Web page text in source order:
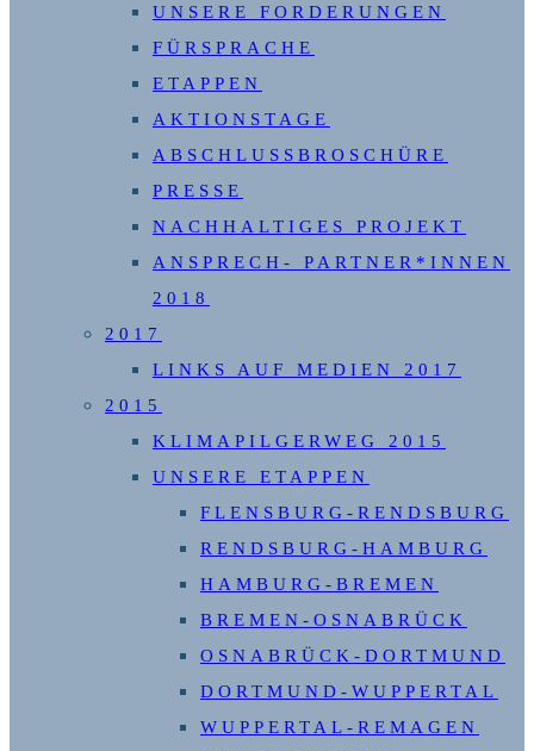
UNSERE FORDERUNGEN
FÜRSPRACHE
ETAPPEN
AKTIONSTAGE
ABSCHLUSSBROSCHÜRE
PRESSE
NACHHALTIGES PROJEKT
ANSPRECH- PARTNER*INNEN
2018
2017
LINKS AUF MEDIEN 2017
2015
KLIMAPILGERWEG 2015
UNSERE ETAPPEN
FLENSBURG-RENDSBURG
RENDSBURG-HAMBURG
HAMBURG-BREMEN
BREMEN-OSNABRÜCK
OSNABRÜCK-DORTMUND
DORTMUND-WUPPERTAL
WUPPERTAL-REMAGEN